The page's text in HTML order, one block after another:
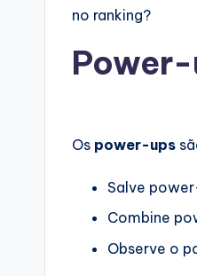
no ranking?
Os power-ups
Salve
Combine
Observe o